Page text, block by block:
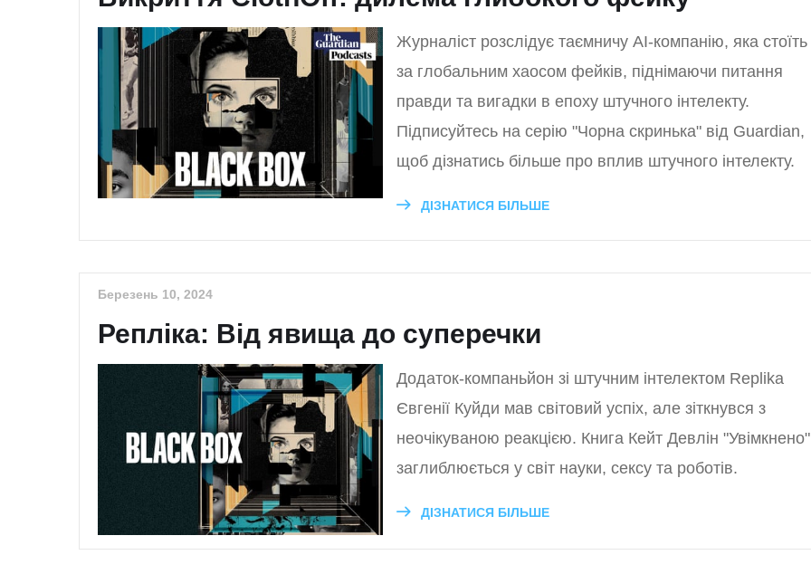
Журналіст розслідує таємничу AI-компанію, яка стоїть
за глобальним хаосом фейків, піднімаючи питання
правди та вигадки в епоху штучного інтелекту.
Підписуйтесь на серію "Чорна скринька" від Guardian,
щоб дізнатись більше про вплив штучного інтелекту.
ДІЗНАТИСЯ БІЛЬШЕ
Березень 10, 2024
Репліка: Від явища до суперечки
Додаток-компаньйон зі штучним інтелектом Replika
Євгенії Куйди мав світовий успіх, але зіткнувся з
неочікуваною реакцією. Книга Кейт Девлін "Увімкнено"
заглиблюється у світ науки, сексу та роботів.
ДІЗНАТИСЯ БІЛЬШЕ